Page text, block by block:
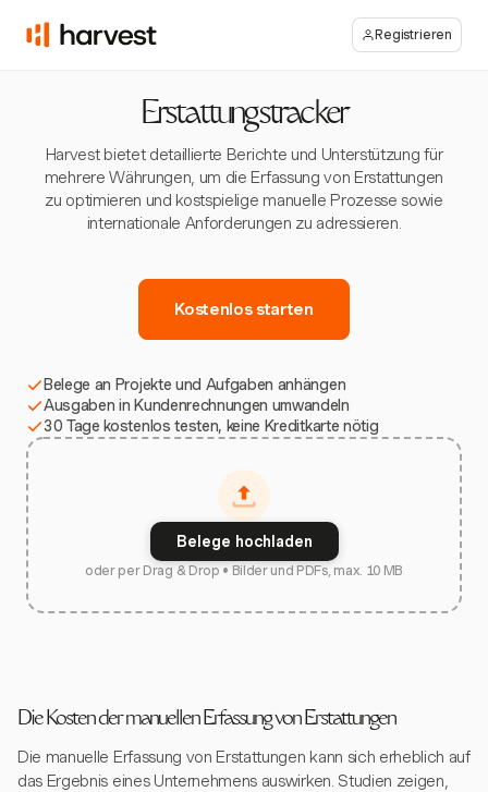
Registrieren
Erstattungstracker
Harvest bietet detaillierte Berichte und Unterstützung für
mehrere Währungen, um die Erfassung von Erstattungen
zu optimieren und kostspielige manuelle Prozesse sowie
internationale Anforderungen zu adressieren.
Kostenlos starten
Belege an Projekte und Aufgaben anhängen
Ausgaben in Kundenrechnungen umwandeln
30 Tage kostenlos testen, keine Kreditkarte nötig
Belege hochladen
oder per Drag & Drop • Bilder und PDFs, max. 10 MB
Die Kosten der manuellen Erfassung von Erstattungen
Die manuelle Erfassung von Erstattungen kann sich erheblich auf
das Ergebnis eines Unternehmens auswirken. Studien zeigen,